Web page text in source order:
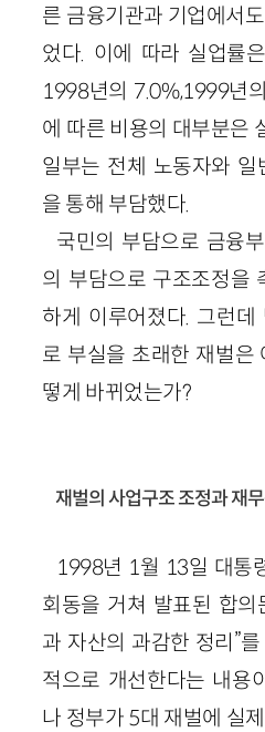
른 금융기관과 기업에서
었다. 이에 따라 실업률
1998년의 7.0%,1999년
에 따른 비용의 대부분은
일부는 전체 노동자와
을 통해 부담했다.
국민의 부담으로 금융
의 부담으로 구조조정을
하게 이루어졌다. 그런
로 부실을 초래한 재벌은
떻게 바뀌었는가?
재벌의 사업구조 조정과 재
1998년 1월 13일 대통
회동을 거쳐 발표된 합의
과 자산의 과감한 정리”
적으로 개선한다는 내용
나 정부가 5대 재벌에 실